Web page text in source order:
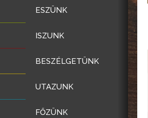
ESZÜNK
ISZUNK
BESZÉLGETÜNK
UTAZUNK
FŐZÜNK